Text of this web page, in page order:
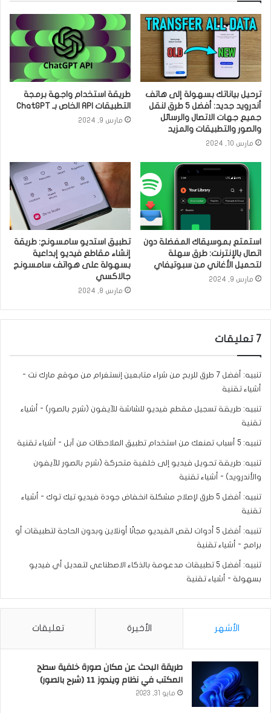
ترحيل بياناتك بسهولة إلى هاتف
أندرويد جديد: أفضل 5 طرق لنقل
جميع جهات الاتصال والرسائل
والصور والتطبيقات والمزيد
مارس 10, 2024
طريقة استخدام واجهة برمجة
التطبيقات API الخاص بـ ChatGPT
مارس 9, 2024
استمتع بموسيقاك المفضلة دون
اتصال بالإنترنت: طرق سهلة
لتحميل الأغاني من سبوتيفاي
مارس 9, 2024
تطبيق استديو سامسونج: طريقة
إنشاء مقاطع فيديو إبداعية
بسهولة على هواتف سامسونج
جالاكسي
مارس 8, 2024
‫7 تعليقات
تنبيه:
أفضل 7 طرق للربح من شراء متابعين إنستغرام من موقع مارك نت -
أشياء تقنية
تنبيه: طريقة تسجيل مقطع فيديو للشاشة للآيفون (شرح بالصور) - أشياء
تقنية
تنبيه: 5 أسباب تمنعك من استخدام تطبيق الملاحظات من آبل - أشياء تقنية
تنبيه: طريقة تحويل فيديو إلى خلفية متحركة (شرح بالصور للآيفون
والأندرويد) - أشياء تقنية
تنبيه:
أفضل 5 طرق لإصلاح مشكلة انخفاض جودة فيديو تيك توك - أشياء
تقنية
تنبيه:
أفضل 5 أدوات لقص الفيديو مجانًا أونلاين وبدون الحاجة لتطبيقات أو
برامج - أشياء تقنية
تنبيه:
أفضل 5 تطبيقات مدعومة بالذكاء الاصطناعي لتعديل أي فيديو
بسهولة - أشياء تقنية
الأشهر الأخيرة تعليقات
طريقة البحث عن مكان صورة خلفية سطح
المكتب في نظام ويندوز 11 (شرح بالصور)
مايو 31, 2023